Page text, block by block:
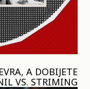
A DOBIJETE
VS. STRIMING